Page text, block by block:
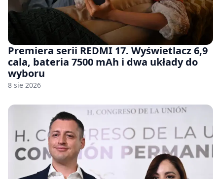
Premiera serii REDMI 17. Wyświetlacz 6,9
cala, bateria 7500 mAh i dwa układy do
wyboru
8 sie 2026